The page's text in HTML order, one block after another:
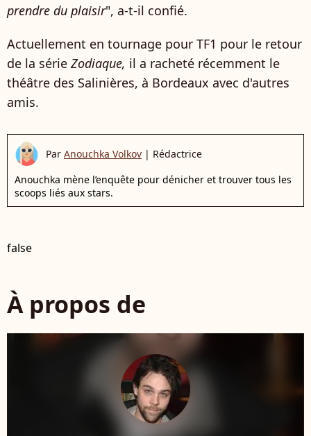
prendre du plaisir", a-t-il confié.
Actuellement en tournage pour TF1 pour le retour
de la série Zodiaque, il a racheté récemment le
théâtre des Salinières, à Bordeaux avec d'autres
amis.
Par Anouchka Volkov | Rédactrice
Anouchka mène l’enquête pour dénicher et trouver tous les
scoops liés aux stars.
false
À propos de